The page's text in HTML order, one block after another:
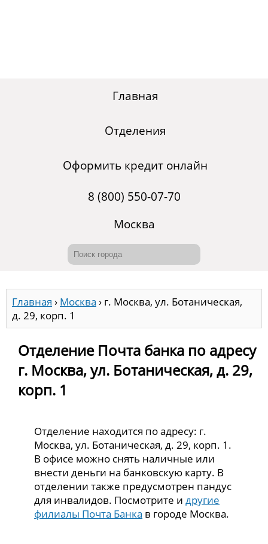
Главная
Отделения
Оформить кредит онлайн
8 (800) 550-07-70
Москва
Главная › Москва › г. Москва, ул. Ботаническая,
д. 29, корп. 1
Отделение Почта банка по адресу
г. Москва, ул. Ботаническая, д. 29,
корп. 1
Отделение находится по адресу: г.
Москва, ул. Ботаническая, д. 29, корп. 1.
В офисе можно снять наличные или
внести деньги на банковскую карту. В
отделении также предусмотрен пандус
для инвалидов. Посмотрите идругие
филиалы Почта Банка в городе Москва.